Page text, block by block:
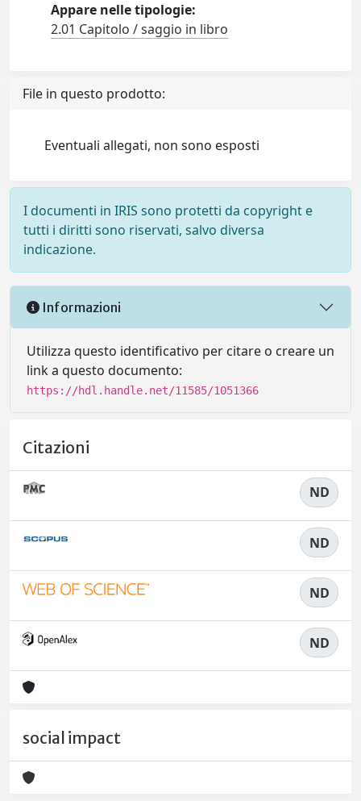
Appare nelle tipologie:
2.01 Capitolo / saggio in libro
File in questo prodotto:
Eventuali allegati, non sono esposti
I documenti in IRIS sono protetti da copyright e
tutti i diritti sono riservati, salvo diversa
indicazione.
Informazioni
Utilizza questo identificativo per citare o creare un
link a questo documento:
https://hdl.handle.net/11585/1051366
Citazioni
ND
ND
ND
ND
social impact